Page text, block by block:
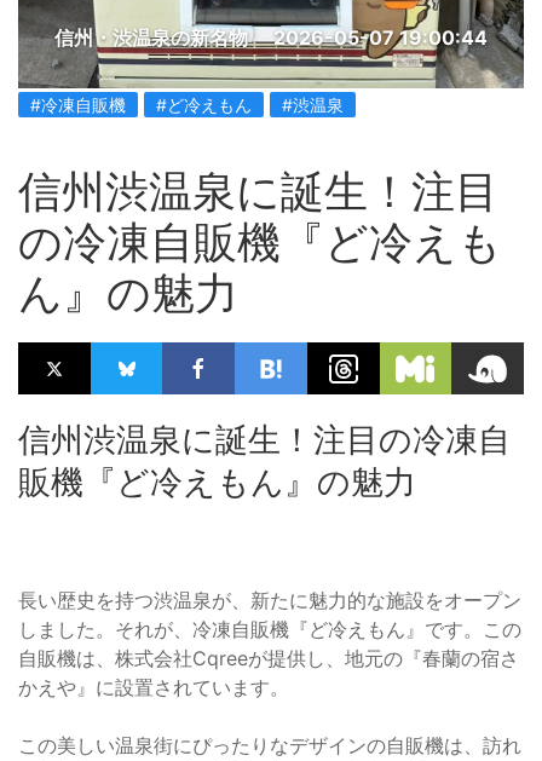
信州・渋温泉の新名物 2026-05-07 19:00:44
#冷凍自販機 #ど冷えもん #渋温泉
信州渋温泉に誕生！注目
の冷凍自販機『ど冷えも
ん』の魅力
信州渋温泉に誕生！注目の冷凍自
販機『ど冷えもん』の魅力
長い歴史を持つ渋温泉が、新たに魅力的な施設をオープン
しました。それが、冷凍自販機『ど冷えもん』です。この
自販機は、株式会社Cqreeが提供し、地元の『春蘭の宿さ
かえや』に設置されています。
この美しい温泉街にぴったりなデザインの自販機は、訪れ